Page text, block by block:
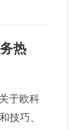
热
于欧科
技巧、